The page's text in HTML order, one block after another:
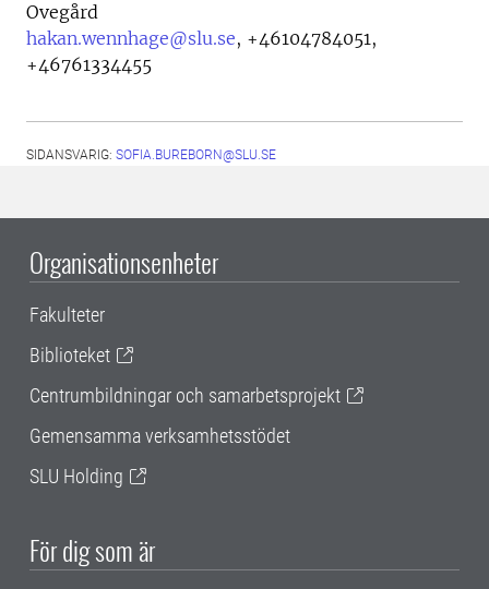
Ovegård
hakan.wennhage@slu.se, +46104784051,
+46761334455
SIDANSVARIG: SOFIA.BUREBORN@SLU.SE
Organisationsenheter
Fakulteter
Biblioteket
Centrumbildningar och samarbetsprojekt
Gemensamma verksamhetsstödet
SLU Holding
För dig som är